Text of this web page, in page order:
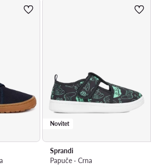
Novitet
Sprandi
Papuče · Crna